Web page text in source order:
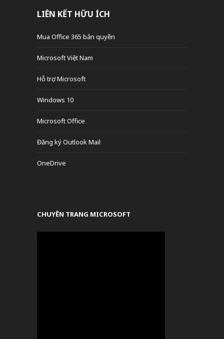
LIÊN KẾT HỮU ÍCH
Mua Office 365 bản quyền
Microsoft Việt Nam
Hỗ trợ Microsoft
Windows 10
Microsoft Office
Đăng ký Outlook Mail
OneDrive
CHUYÊN TRANG MICROSOFT